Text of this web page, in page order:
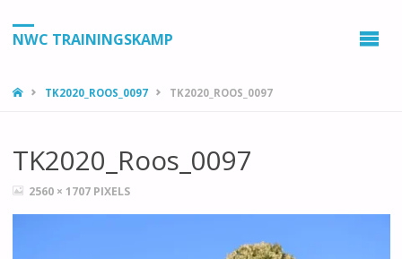
NWC TRAININGSKAMP
HOMETK2020_ROOS_0097 TK2020_ROOS_0097
TK2020_Roos_0097
VOLLEDIGE
2560 × 1707 PIXELS